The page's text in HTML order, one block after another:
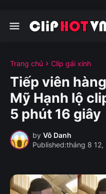
Trang chủ Clip gái xinh
Tiếp viên
Mỹ Hạnh lộ
5 phút 16 giây
by Vô Danh
tháng 8 12,